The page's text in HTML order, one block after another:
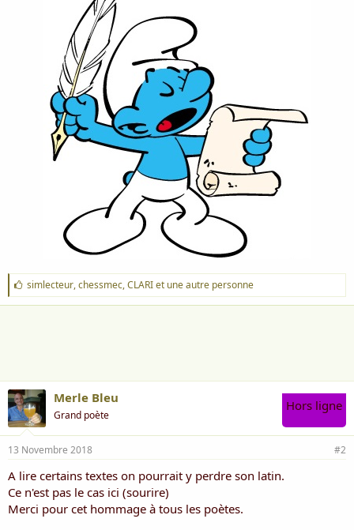
J
'
a
simlecteur,chessmec,CLARIet une autre personne
Merle Bleu
Grand poète
Hors ligne
13 Novembre 2018 #2
A lire certains textes on pourrait y perdre son latin.
Ce n'est pas le cas ici (sourire)
Merci pour cet hommage à tous les poètes.